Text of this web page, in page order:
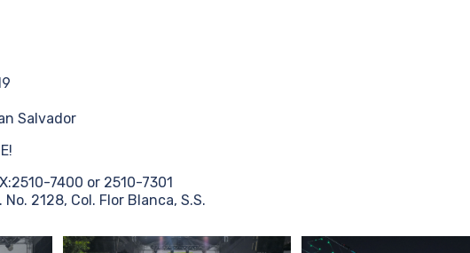
Salvador
7400 or 2510-7301
2128, Col. Flor Blanca, S.S.